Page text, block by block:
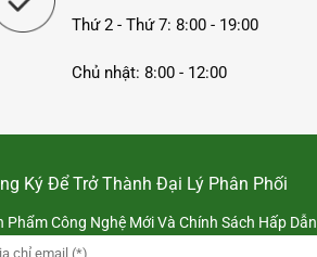
Thứ 2 - Thứ 7: 8:00 - 19:00
Chủ nhật: 8:00 - 12:00
Ký Để Trở Thành Đại Lý Phân Phối
Phẩm Công Nghệ Mới Và Chính Sách Hấp Dẫn